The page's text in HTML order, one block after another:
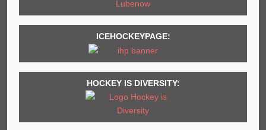
ICEHOCKEYPAGE:
HOCKEY IS DIVERSITY: